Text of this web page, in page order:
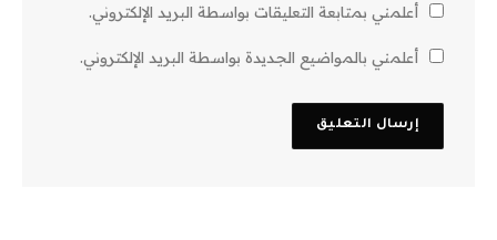
أعلمني بمتابعة التعليقات بواسطة البريد الإلكتروني.
أعلمني بالمواضيع الجديدة بواسطة البريد الإلكتروني.